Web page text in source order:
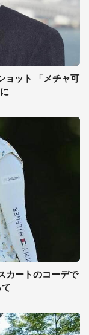
ョット 「メチャ可
カートのコーデで